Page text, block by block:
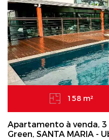
158 m²
Apartamento à venda,
Green, SANTA MARIA -